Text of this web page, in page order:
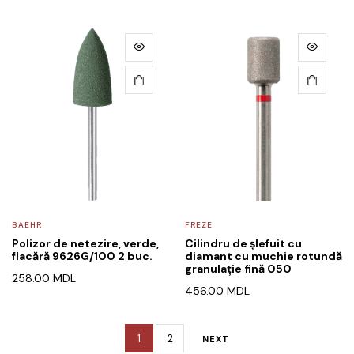
BAEHR
Polizor de netezire, verde,
flacără 9626G/100 2 buc.
258.00 MDL
FREZE
Cilindru de șlefuit cu
diamant cu muchie rotundă
granulație fină 050
456.00 MDL
1 2 NEXT